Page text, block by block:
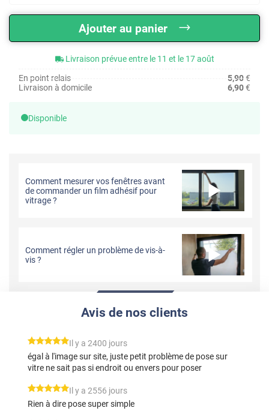
Ajouter au panier
Livraison prévue entre le 11 et le 17 août
En point relais
5,90€
Livraison à domicile
6,90€
Disponible
Comment mesurer vos fenêtres avant
de commander un film adhésif pour
vitrage ?
Comment régler un problème de vis-à-
vis ?
Avis de nos clients
*****
Il y a 2400 jours
égal à l'image sur site, juste petit problème de pose sur
vitre ne sait pas si endroit ou envers pour poser
*****
Il y a 2556 jours
Rien à dire pose super simple